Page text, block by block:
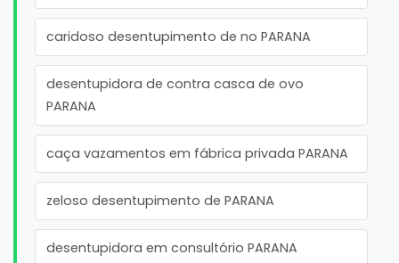
caridoso desentupimento de no PARANA
desentupidora de contra casca de ovo
PARANA
caça vazamentos em fábrica privada PARANA
zeloso desentupimento de PARANA
desentupidora em consultório PARANA